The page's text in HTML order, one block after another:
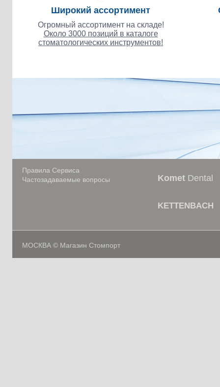
Широкий ассортимент
Огромный ассортимент на складе!
Около 3000 позиций в каталоге
стоматологических инструментов!
Правила Сервиса
Частозадаваемые вопросы
Komet Dental
KETTENBACH
МОСКВА © Магазин Стомпорт